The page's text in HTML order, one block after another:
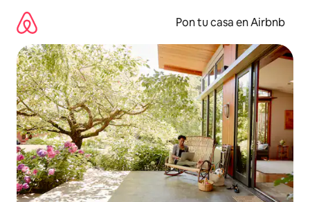
contenido
Pon tu casa en Airbnb